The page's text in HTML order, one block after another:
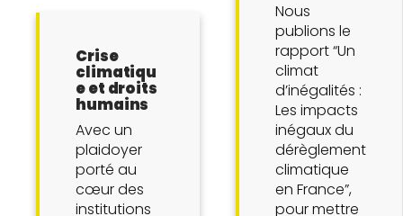
Crise
climatiqu
e et droits
humains
Avec un
plaidoyer
porté au
cœur des
institutions
Nous
publions le
rapport “Un
climat
d’inégalités :
Les impacts
inégaux du
dérèglement
climatique
en France”,
pour mettre